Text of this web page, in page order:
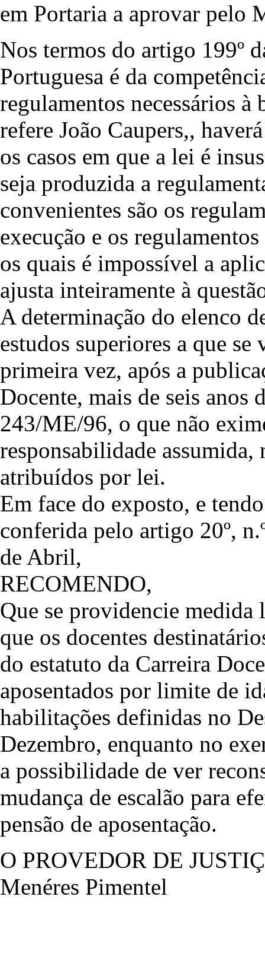
em Portaria a aprovar pelo
Nos termos do artigo 199º
Portuguesa é da
regulamentos necessários à
refere João Caupers,,
os casos em que a lei é
seja produzida a
convenientes são os
execução e os
os quais é impossível a
ajusta inteiramente à
A determinação do elenco
estudos superiores a que
primeira vez, após a
Docente, mais de seis anos
243/ME/96, o que não
responsabilidade
atribuídos por lei.
Em face do exposto, e
conferida pelo artigo 20º,
de Abril,
RECOMENDO,
Que se providencie medida
que os docentes
do estatuto da Carreira
aposentados por limite de
habilitações definidas no
Dezembro, enquanto no
a possibilidade de ver
mudança de escalão para
pensão de aposentação.
O PROVEDOR DE
Menéres Pimentel